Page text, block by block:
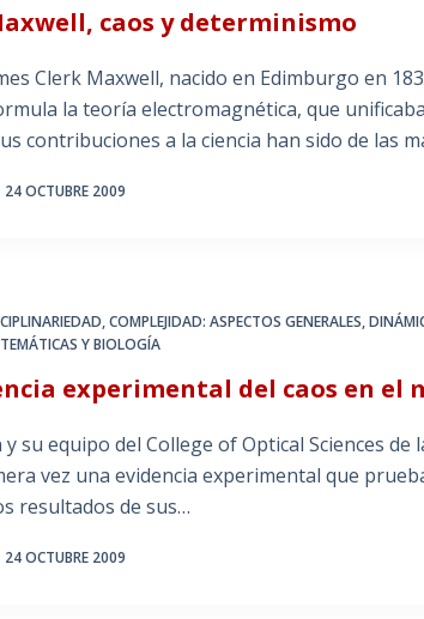
caos y determinismo
Clerk Maxwell, nacido en Edimburgo en
la teoría electromagnética, que
contribuciones a la ciencia han sido de las
24 OCTUBRE 2009
,COMPLEJIDAD: ASPECTOS GENERALES,
Y BIOLOGÍA
experimental del caos en el
y su equipo del College of Optical Sciences
vez una evidencia experimental que
resultados de sus…
24 OCTUBRE 2009